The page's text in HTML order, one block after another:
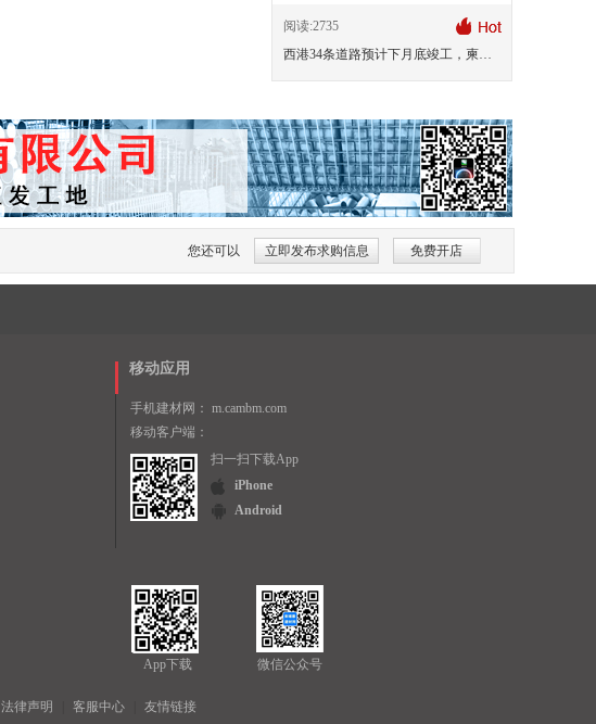
阅读:2735
西港34条道路预计下月底竣工，柬新年启用
您还可以 立即发布求购信息 免费开店
移动应用
手机建材网： m.cambm.com
移动客户端：
扫一扫下载App
iPhone
Android
App下载 微信公众号
法律声明 客服中心 友情链接